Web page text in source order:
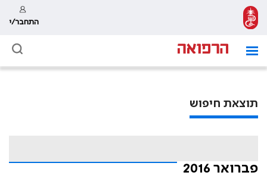
התחבר/י
תוצאת חיפוש
פברואר 2016